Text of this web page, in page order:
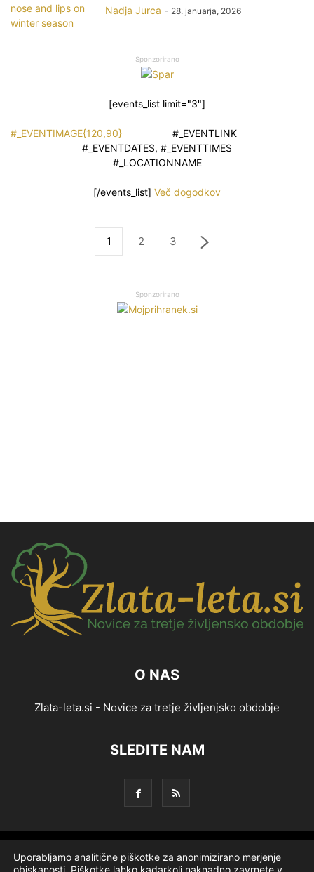
Nadja Jurca - 28. januarja, 2026
Sponzorirano
[events_list limit="3"]
#_EVENTIMAGE{120,90}
#_EVENTLINK
#_EVENTDATES, #_EVENTTIMES
#_LOCATIONNAME
[/events_list] Več dogodkov
1 2 3
Sponzorirano
O NAS
Zlata-leta.si - Novice za tretje življenjsko obdobje
SLEDITE NAM
Splošni pogoji Piškotki Politika zasebnosti
Uporabljamo analitične piškotke za anonimizirano merjenje
obiskanosti. Piškotke lahko kadarkoli naknadno zavrnete v